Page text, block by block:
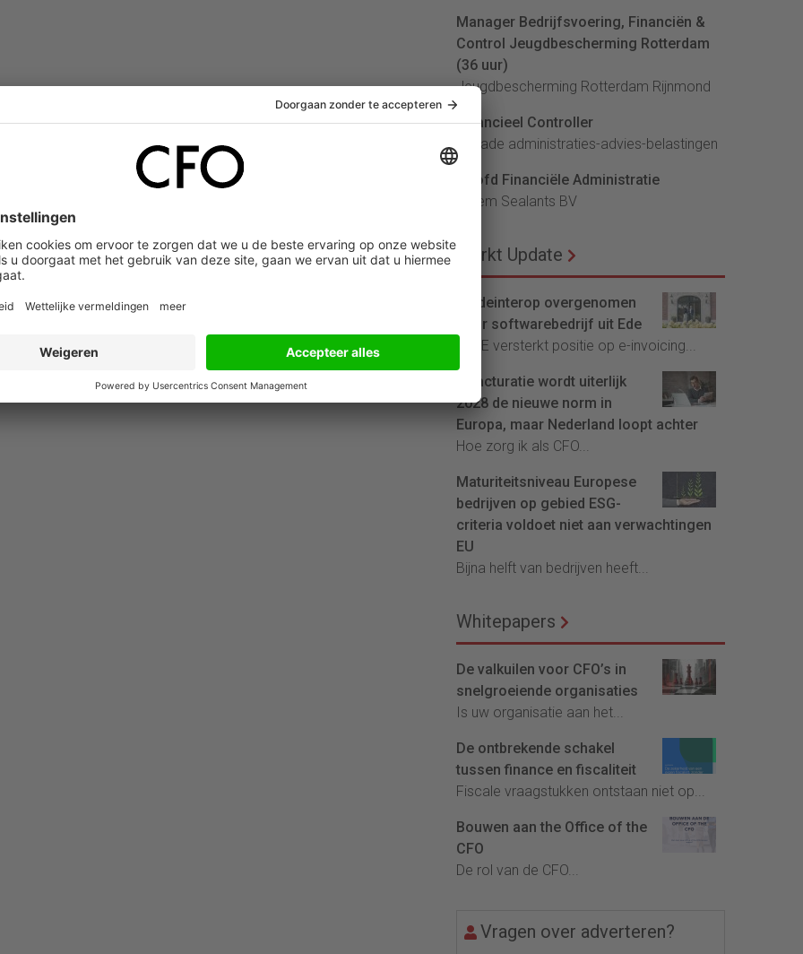
Manager Bedrijfsvoering, Financiën &
Control Jeugdbescherming Rotterdam
(36 uur)
Jeugdbescherming Rotterdam Rijnmond
Financieel Controller
lArcade administraties-advies-belastingen
Hoofd Financiële Administratie
Bloem Sealants BV
Markt Update
Tradeinterop overgenomen
door softwarebedrijf uit Ede
4CEE versterkt positie op e-invoicing...
E-facturatie wordt uiterlijk
2028 de nieuwe norm in
Europa, maar Nederland loopt achter
Hoe zorg ik als CFO...
Maturiteitsniveau Europese
bedrijven op gebied ESG-
criteria voldoet niet aan verwachtingen
EU
Bijna helft van bedrijven heeft...
Whitepapers
De valkuilen voor CFO’s in
snelgroeiende organisaties
Is uw organisatie aan het...
De ontbrekende schakel
tussen finance en fiscaliteit
Fiscale vraagstukken ontstaan niet op...
Bouwen aan the Office of the
CFO
De rol van de CFO...
Vragen over adverteren?